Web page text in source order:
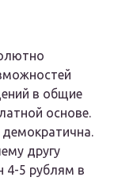
в общие
основе.
другу
4-5 рублям в